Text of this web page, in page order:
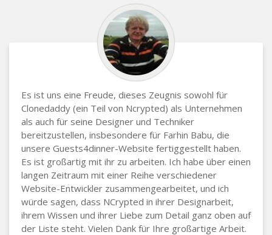
Es ist uns eine Freude, dieses Zeugnis sowohl für
Clonedaddy (ein Teil von Ncrypted) als Unternehmen
als auch für seine Designer und Techniker
bereitzustellen, insbesondere für Farhin Babu, die
unsere Guests4dinner-Website fertiggestellt haben.
Es ist großartig mit ihr zu arbeiten. Ich habe über einen
langen Zeitraum mit einer Reihe verschiedener
Website-Entwickler zusammengearbeitet, und ich
würde sagen, dass NCrypted in ihrer Designarbeit,
ihrem Wissen und ihrer Liebe zum Detail ganz oben auf
der Liste steht. Vielen Dank für Ihre großartige Arbeit.